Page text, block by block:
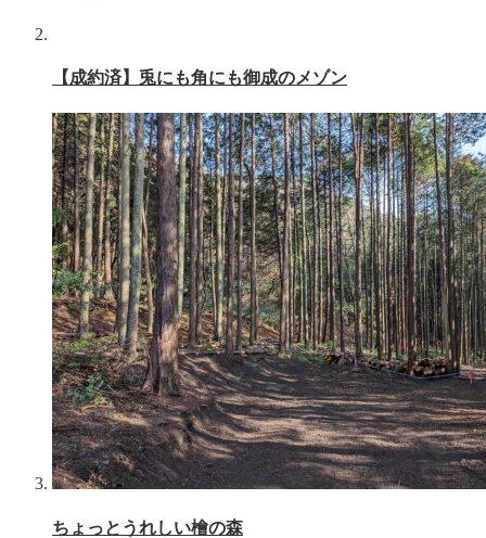
【成約済】兎にも角にも御成のメゾン
ちょっとうれしい檜の森